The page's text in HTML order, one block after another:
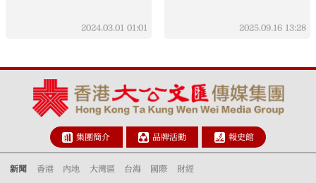
2024.03.01 01:01 2025.09.16 13:28
集團簡介 品牌活動 報史館
新聞 香港 內地 大灣區 台海 國際 財經